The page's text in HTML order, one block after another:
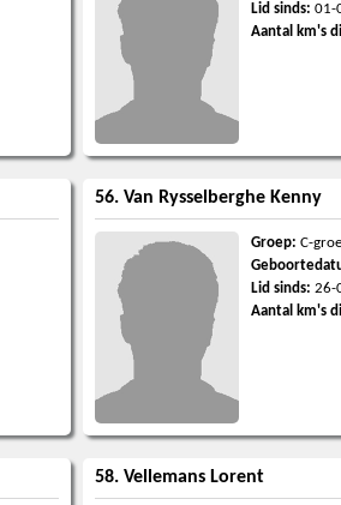
Lid sinds: 01-
Aantal km's
56. Van Rysselberghe Kenny
Groep: C-
Lid sinds: 26-
Aantal km's
58. Vellemans Lorent